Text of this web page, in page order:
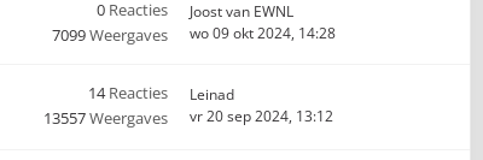
0 Reacties
7099Weergaves
Joost van EWNL
wo 09 okt 2024, 14:28
14Reacties
13557Weergaves
Leinad
vr 20 sep 2024, 13:12